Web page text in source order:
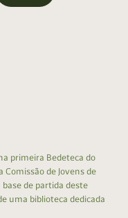
primeira Bedeteca do
de Jovens de
de partida deste
uma biblioteca dedicada